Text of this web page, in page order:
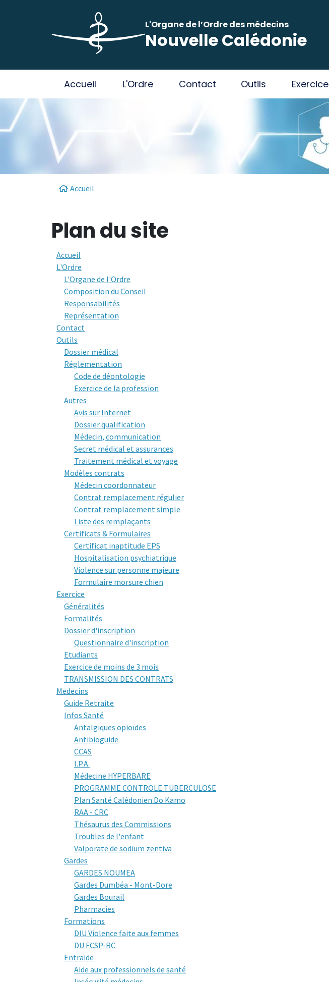
L'Organe de l’Ordre des médecins
Nouvelle Calédonie
Main navigation
Accueil L'Ordre Contact Outils Exercice
Fil d'Ariane
Accueil
Plan du site
Accueil
L'Ordre
L'Organe de l'Ordre
Composition du Conseil
Responsabilités
Représentation
Contact
Outils
Dossier médical
Réglementation
Code de déontologie
Exercice de la profession
Autres
Avis sur Internet
Dossier qualification
Médecin, communication
Secret médical et assurances
Traitement médical et voyage
Modèles contrats
Médecin coordonnateur
Contrat remplacement régulier
Contrat remplacement simple
Liste des remplaçants
Certificats & Formulaires
Certificat inaptitude EPS
Hospitalisation psychiatrique
Violence sur personne majeure
Formulaire morsure chien
Exercice
Généralités
Formalités
Dossier d'inscription
Questionnaire d'inscription
Etudiants
Exercice de moins de 3 mois
TRANSMISSION DES CONTRATS
Medecins
Guide Retraite
Infos Santé
Antalgiques opioïdes
Antibioguide
CCAS
I.P.A.
Médecine HYPERBARE
PROGRAMME CONTROLE TUBERCULOSE
Plan Santé Calédonien Do Kamo
RAA - CRC
Thésaurus des Commissions
Troubles de l'enfant
Valporate de sodium zentiva
Gardes
GARDES NOUMEA
Gardes Dumbéa - Mont-Dore
Gardes Bourail
Pharmacies
Formations
DIU Violence faite aux femmes
DU FCSP-RC
Entraide
Aide aux professionnels de santé